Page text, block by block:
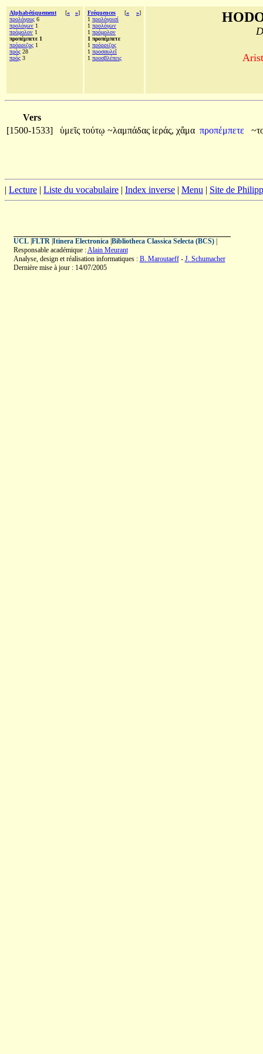
Alphabétiquement [« »]
προλόγους 6
προλόγων 1
πρόμολον 1
προπέμπετε 1
πρόρριζος 1
πρὸς 28
πρός 3
Fréquences [« »]
1 προλόγοισί
1 προλόγων
1 πρόμολον
1 προπέμπετε
1 πρόρριζος
1 προσαυλεῖ
1 προσβλέπεις
Vers
[1500-1533]
ὑμεῖς τούτῳ ~λαμπάδας ἱεράς, χἄμα προπέμπετε
| Lecture | Liste du vocabulaire | Index inverse | Menu | Site de
UCL| FLTR| Itinera Electronica| Bibliotheca Classica Selecta (BCS)|
Responsable académique :Alain Meurant
Analyse, design et réalisation informatiques : B. Maroutaeff- J. Schumacher
Dernière mise à jour : 14/07/2005